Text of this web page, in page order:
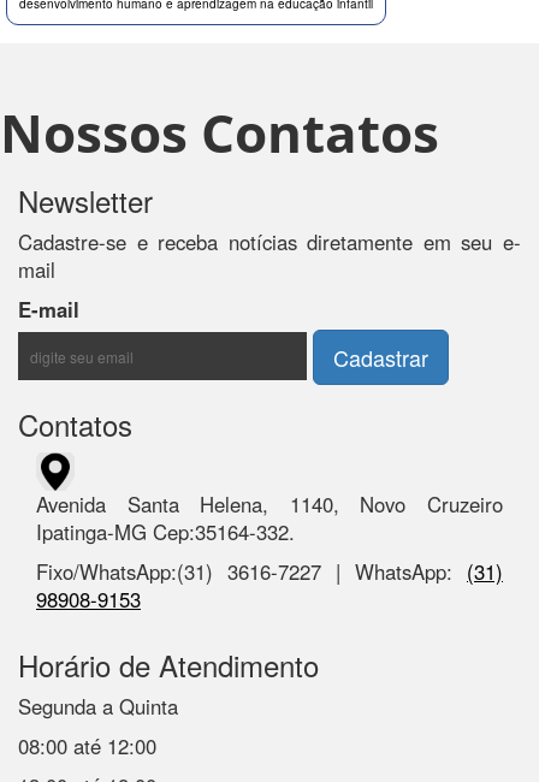
desenvolvimento humano e aprendizagem na educação infantil
Nossos Contatos
Newsletter
Cadastre-se e receba notícias diretamente em seu e-
mail
E-mail
Contatos
Avenida Santa Helena, 1140, Novo Cruzeiro
Ipatinga-MG Cep:35164-332.
Fixo/WhatsApp:(31) 3616-7227 | WhatsApp: (31)
98908-9153
Horário de Atendimento
Segunda a Quinta
08:00 até 12:00